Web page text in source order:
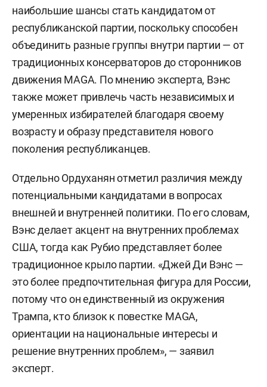
наибольшие шансы стать кандидатом от
республиканской партии, поскольку способен
объединить разные группы внутри партии — от
традиционных консерваторов до сторонников
движения MAGA. По мнению эксперта, Вэнс
также может привлечь часть независимых и
умеренных избирателей благодаря своему
возрасту и образу представителя нового
поколения республиканцев.
Отдельно Ордуханян отметил различия между
потенциальными кандидатами в вопросах
внешней и внутренней политики. По его словам,
Вэнс делает акцент на внутренних проблемах
США, тогда как Рубио представляет более
традиционное крыло партии. «Джей Ди Вэнс —
это более предпочтительная фигура для России,
потому что он единственный из окружения
Трампа, кто близок к повестке MAGA,
ориентации на национальные интересы и
решение внутренних проблем», — заявил
эксперт.